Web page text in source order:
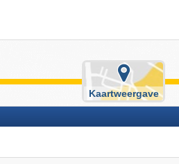
Kaartweergave